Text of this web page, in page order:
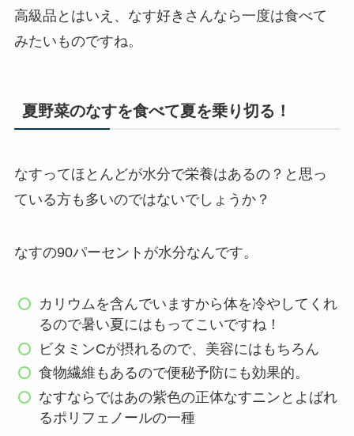
高級品とはいえ、なす好きさんなら一度は食べて
みたいものですね。
夏野菜のなすを食べて夏を乗り切る！
なすってほとんどが水分で栄養はあるの？と思っ
ている方も多いのではないでしょうか？
なすの90パーセントが水分なんです。
カリウムを含んでいますから体を冷やしてくれ
るので暑い夏にはもってこいですね！
ビタミンCが摂れるので、美容にはもちろん
食物繊維もあるので便秘予防にも効果的。
なすならではあの紫色の正体なすニンとよばれ
るポリフェノールの一種